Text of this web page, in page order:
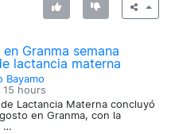
Granma semana
lactancia materna
Bayamo
15 hours
Lactancia Materna concluyó
en Granma, con la
…